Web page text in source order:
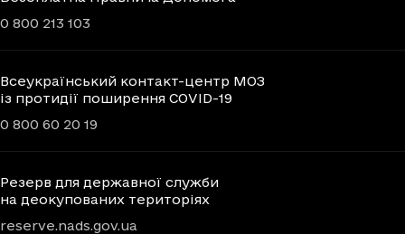
0 800 213 103
Всеукраїнський контакт-центр МОЗ
із протидії поширення COVID-19
0 800 60 20 19
Резерв для державної служби
на деокупованих територіях
reserve.nads.gov.ua